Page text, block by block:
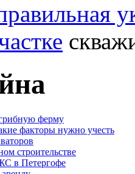
ферму
факторы нужно учесть
строительстве
в Петергофе